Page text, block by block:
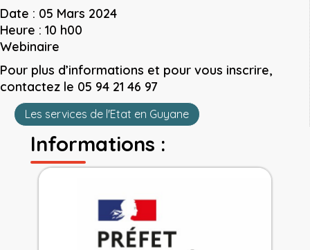
Date : 05 Mars 2024
Heure : 10 h00
Webinaire
Pour plus d’informations et pour vous inscrire,
contactez le 05 94 21 46 97
Les services de l'Etat en Guyane
Informations :